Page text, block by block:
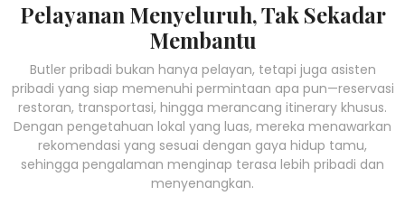
Pelayanan Menyeluruh, Tak Sekadar
Membantu
Butler pribadi bukan hanya pelayan, tetapi juga asisten
pribadi yang siap memenuhi permintaan apa pun—reservasi
restoran, transportasi, hingga merancang itinerary khusus.
Dengan pengetahuan lokal yang luas, mereka menawarkan
rekomendasi yang sesuai dengan gaya hidup tamu,
sehingga pengalaman menginap terasa lebih pribadi dan
menyenangkan.